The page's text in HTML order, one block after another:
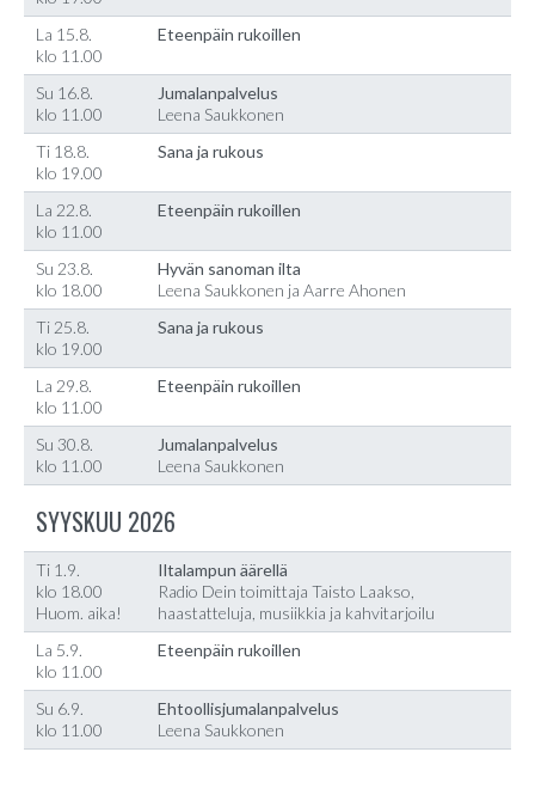
La 15.8.
klo 11.00
Eteenpäin rukoillen
Su 16.8.
klo 11.00
Jumalanpalvelus
Leena Saukkonen
Ti 18.8.
klo 19.00
Sana ja rukous
La 22.8.
klo 11.00
Eteenpäin rukoillen
Su 23.8.
klo 18.00
Hyvän sanoman ilta
Leena Saukkonen ja Aarre Ahonen
Ti 25.8.
klo 19.00
Sana ja rukous
La 29.8.
klo 11.00
Eteenpäin rukoillen
Su 30.8.
klo 11.00
Jumalanpalvelus
Leena Saukkonen
SYYSKUU 2026
Ti 1.9.
klo 18.00
Huom. aika!
Iltalampun äärellä
Radio Dein toimittaja Taisto Laakso,
haastatteluja, musiikkia ja kahvitarjoilu
La 5.9.
klo 11.00
Eteenpäin rukoillen
Su 6.9.
klo 11.00
Ehtoollisjumalanpalvelus
Leena Saukkonen